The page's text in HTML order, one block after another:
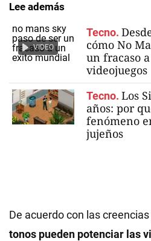
Lee además
VIDEO
Tecno.
cómo No
un fracaso
videojuegos
Tecno. Los
años: por
fenómeno
jujeños
De acuerdo con las
tonos pueden potenciar las